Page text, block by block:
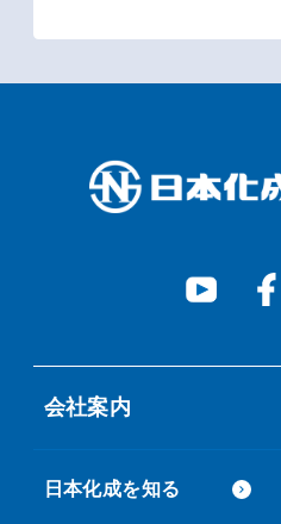
会社案内
日本化成を知る